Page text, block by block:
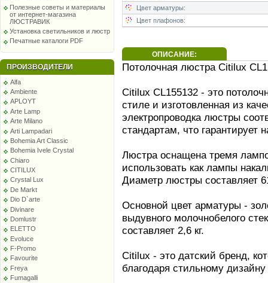
Полезные советы и материалы
от интернет-магазина
ЛЮСТРАВИК
Установка светильников и люстр
Печатные каталоги PDF
ПРОИЗВОДИТЕЛИ
Alfa
Ambiente
APLOYT
Arte Lamp
Arte Milano
Arti Lampadari
Bohemia Art Classic
Bohemia Ivele Crystal
Chiaro
CITILUX
Crystal Lux
De Markt
Dio D`arte
Divinare
Domlustr
ELETTO
Evoluce
F-Promo
Favourite
Freya
Fumagalli
Цвет арматуры:
Цвет плафонов:
ОПИСАНИЕ:
Потолочная люстра Citilux
Citilux CL155132 - это
стиле и изготовленная из
электропроводка люстры
стандартам, что гарантирует
Люстра оснащена тремя
использовать как лампы
Диаметр люстры составляет
Основной цвет арматуры -
выдувного молочнобелого
составляет 2,6 кг.
Citilux - это датский бренд,
благодаря стильному